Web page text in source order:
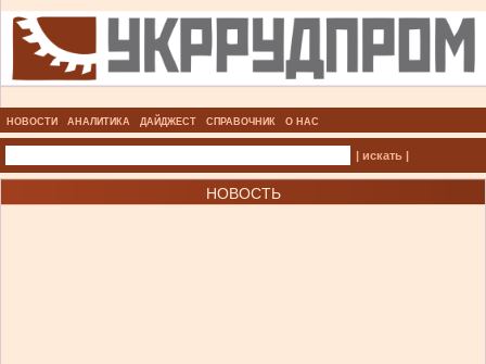
НОВОСТИ АНАЛИТИКА ДАЙДЖЕСТ СПРАВОЧНИК О НАС
| искать |
НОВОСТЬ